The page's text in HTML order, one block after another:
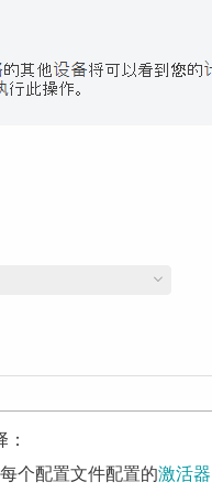
个配置文件配置的激活器